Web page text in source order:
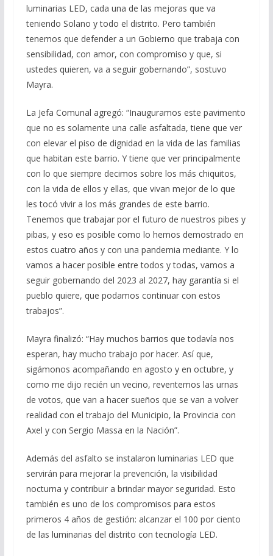
luminarias LED, cada una de las mejoras que va
teniendo Solano y todo el distrito. Pero también
tenemos que defender a un Gobierno que trabaja con
sensibilidad, con amor, con compromiso y que, si
ustedes quieren, va a seguir gobernando”, sostuvo
Mayra.
La Jefa Comunal agregó: “Inauguramos este pavimento
que no es solamente una calle asfaltada, tiene que ver
con elevar el piso de dignidad en la vida de las familias
que habitan este barrio. Y tiene que ver principalmente
con lo que siempre decimos sobre los más chiquitos,
con la vida de ellos y ellas, que vivan mejor de lo que
les tocó vivir a los más grandes de este barrio.
Tenemos que trabajar por el futuro de nuestros pibes y
pibas, y eso es posible como lo hemos demostrado en
estos cuatro años y con una pandemia mediante. Y lo
vamos a hacer posible entre todos y todas, vamos a
seguir gobernando del 2023 al 2027, hay garantía si el
pueblo quiere, que podamos continuar con estos
trabajos”.
Mayra finalizó: “Hay muchos barrios que todavía nos
esperan, hay mucho trabajo por hacer. Así que,
sigámonos acompañando en agosto y en octubre, y
como me dijo recién un vecino, reventemos las urnas
de votos, que van a hacer sueños que se van a volver
realidad con el trabajo del Municipio, la Provincia con
Axel y con Sergio Massa en la Nación”.
Además del asfalto se instalaron luminarias LED que
servirán para mejorar la prevención, la visibilidad
nocturna y contribuir a brindar mayor seguridad. Esto
también es uno de los compromisos para estos
primeros 4 años de gestión: alcanzar el 100 por ciento
de las luminarias del distrito con tecnología LED.